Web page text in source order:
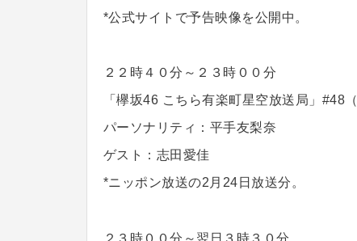
*公式サイトで予告映像を公開中。
２２時４０分～２３時００分
「欅坂46 こちら有楽町星空放送局」#48（
パーソナリティ：平手友梨奈
ゲスト：志田愛佳
*ニッポン放送の2月24日放送分。
２３時００分～翌日３時３０分